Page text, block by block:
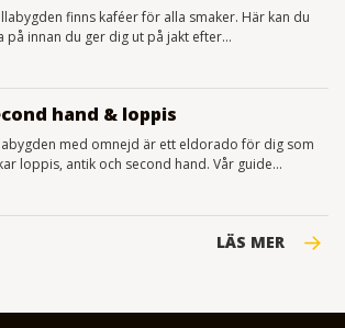
finns kaféer för alla smaker. Här kan du
på innan du ger dig ut på jakt efter...
hand & loppis
med omnejd är ett eldorado för dig som
loppis, antik och second hand. Vår guide...
LÄS MER